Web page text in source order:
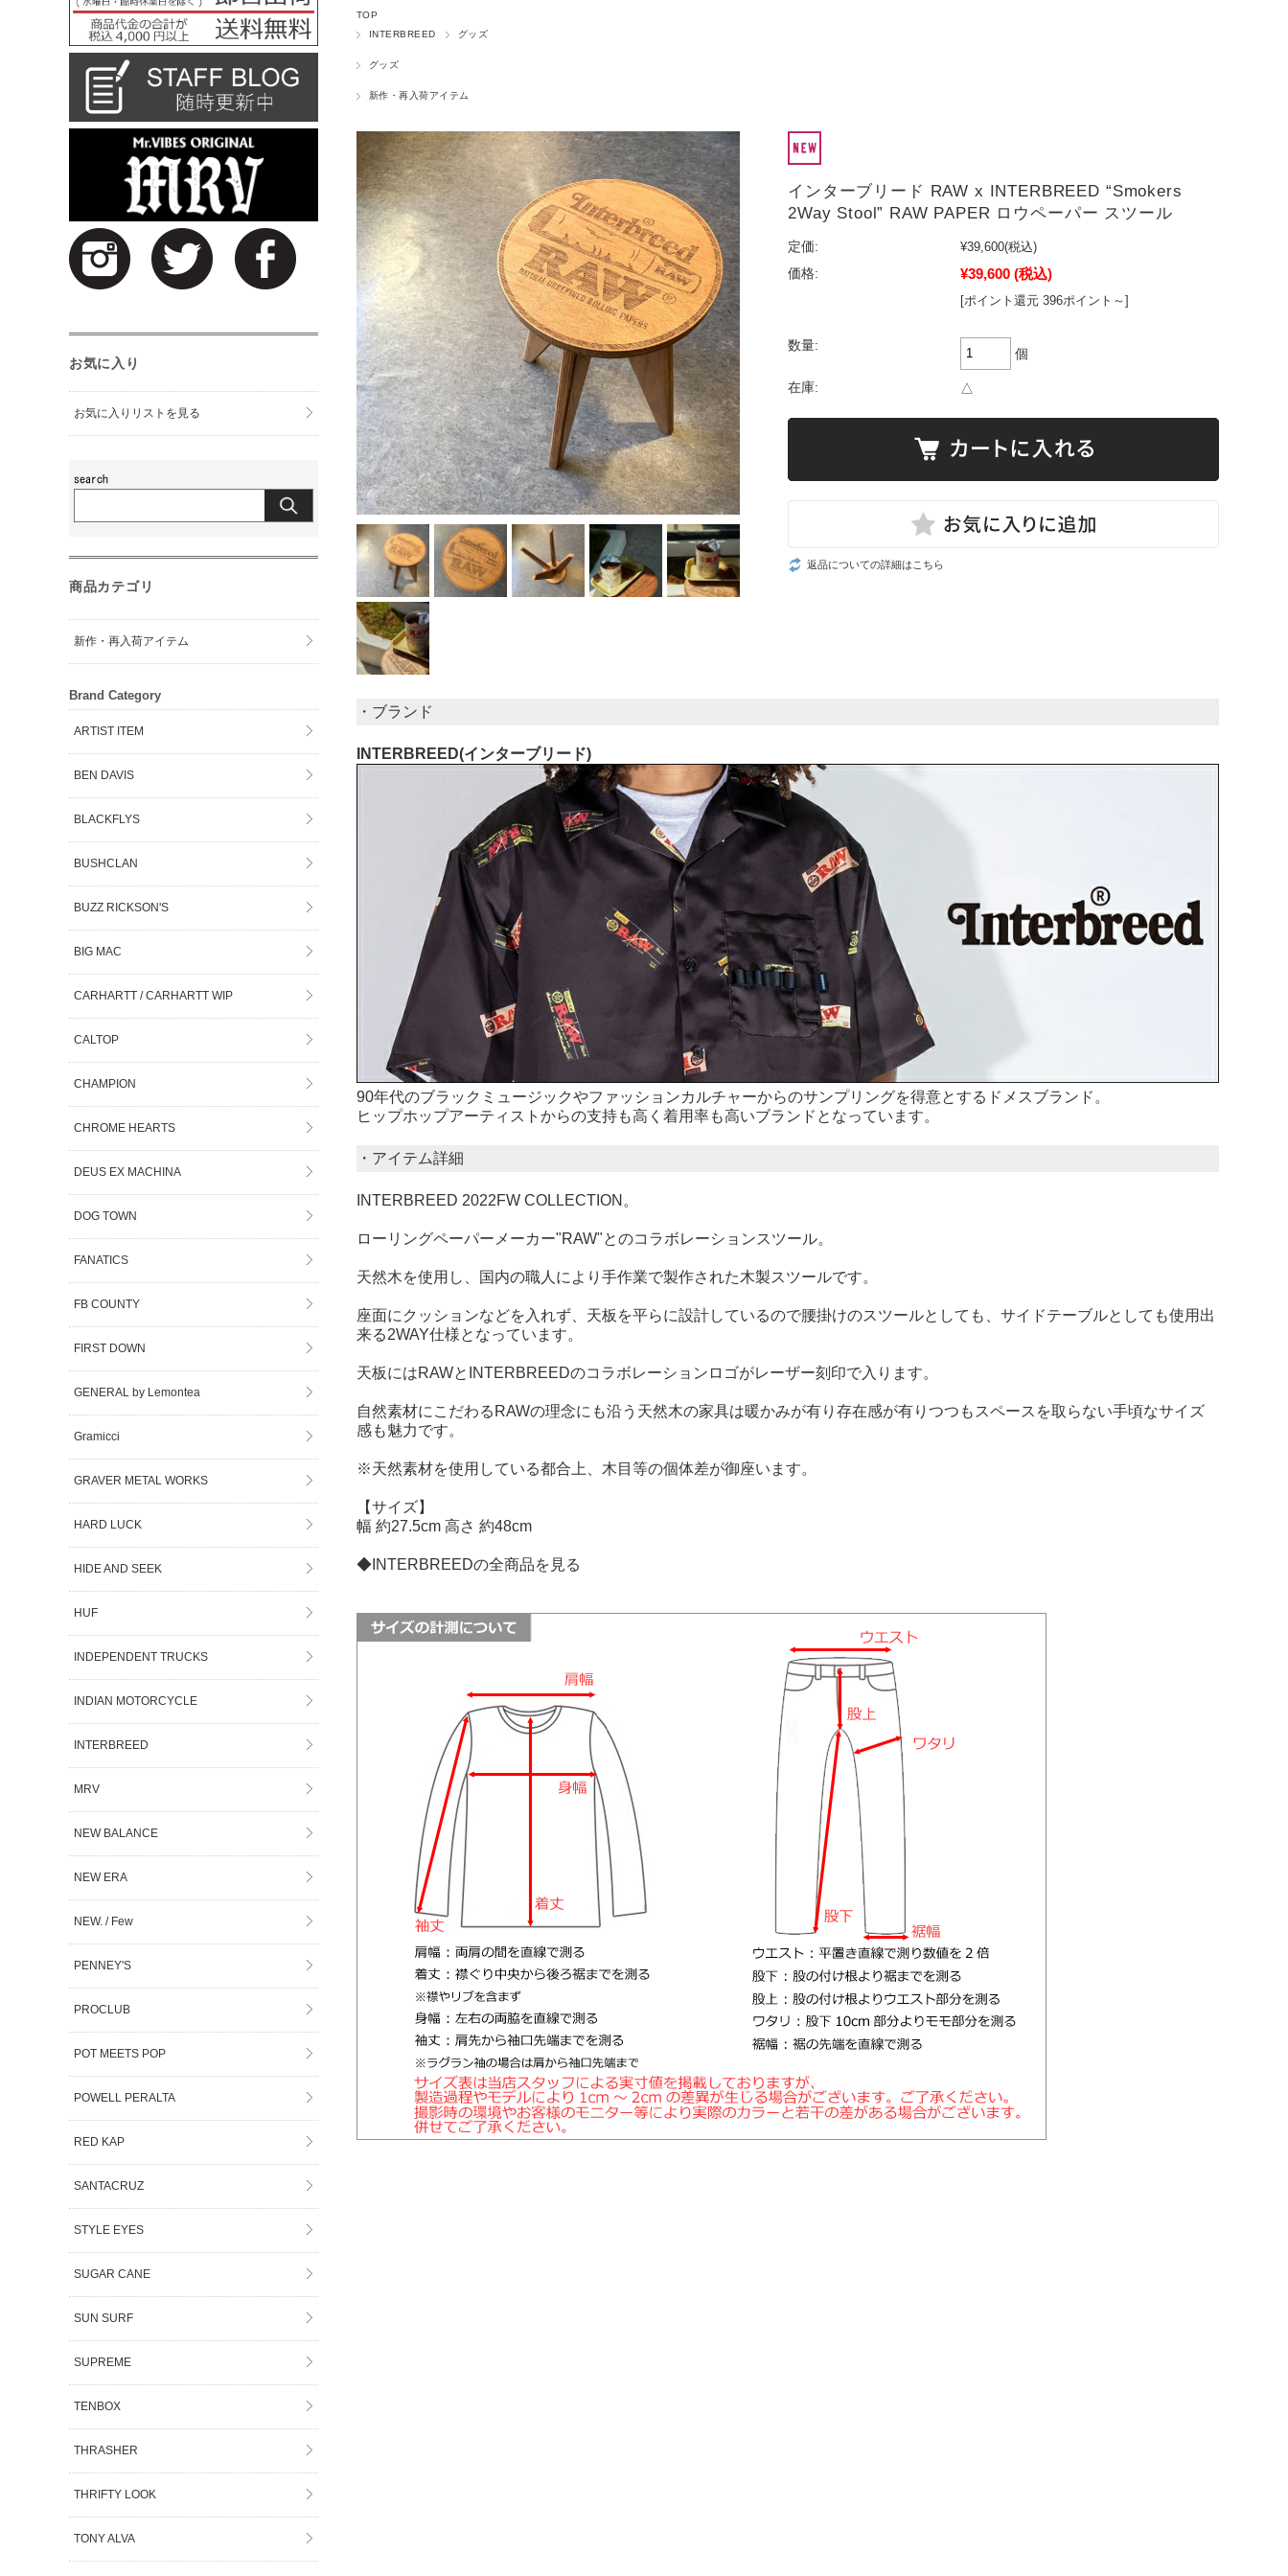
TOP
INTERBREED
グッズ
グッズ
新作・再入荷アイテム
インターブリード RAW x INTERBREED “Smokers
2Way Stool” RAW PAPER ロウペーパー スツール
定価: ¥39,600(税込)
価格:
¥39,600 (税込)
[ポイント還元 396ポイント～]
数量:
個
在庫: △
返品についての詳細はこちら
・ブランド
INTERBREED(インターブリード)
90年代のブラックミュージックやファッションカルチャーからのサンプリングを得意とするドメスブランド。
ヒップホップアーティストからの支持も高く着用率も高いブランドとなっています。
・アイテム詳細
INTERBREED 2022FW COLLECTION。
ローリングペーパーメーカー"RAW"とのコラボレーションスツール。
天然木を使用し、国内の職人により手作業で製作された木製スツールです。
座面にクッションなどを入れず、天板を平らに設計しているので腰掛けのスツールとしても、サイドテーブルとしても使用出
来る2WAY仕様となっています。
天板にはRAWとINTERBREEDのコラボレーションロゴがレーザー刻印で入ります。
自然素材にこだわるRAWの理念にも沿う天然木の家具は暖かみが有り存在感が有りつつもスペースを取らない手頃なサイズ
感も魅力です。
※天然素材を使用している都合上、木目等の個体差が御座います。
【サイズ】
幅 約27.5cm 高さ 約48cm
◆INTERBREEDの全商品を見る
お気に入り
お気に入りリストを見る
商品カテゴリ
新作・再入荷アイテム
Brand Category
ARTIST ITEM
BEN DAVIS
BLACKFLYS
BUSHCLAN
BUZZ RICKSON'S
BIG MAC
CARHARTT / CARHARTT WIP
CALTOP
CHAMPION
CHROME HEARTS
DEUS EX MACHINA
DOG TOWN
FANATICS
FB COUNTY
FIRST DOWN
GENERAL by Lemontea
Gramicci
GRAVER METAL WORKS
HARD LUCK
HIDE AND SEEK
HUF
INDEPENDENT TRUCKS
INDIAN MOTORCYCLE
INTERBREED
MRV
NEW BALANCE
NEW ERA
NEW. / Few
PENNEY'S
PROCLUB
POT MEETS POP
POWELL PERALTA
RED KAP
SANTACRUZ
STYLE EYES
SUGAR CANE
SUN SURF
SUPREME
TENBOX
THRASHER
THRIFTY LOOK
TONY ALVA